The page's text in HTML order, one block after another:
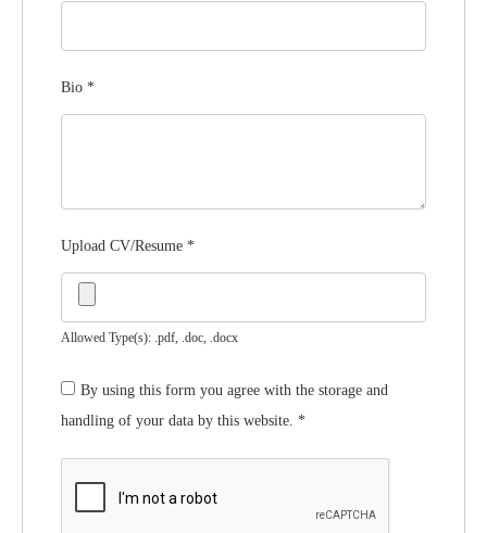
Bio *
Upload CV/Resume *
Allowed Type(s): .pdf, .doc, .docx
By using this form you agree with the storage and
handling of your data by this website. *